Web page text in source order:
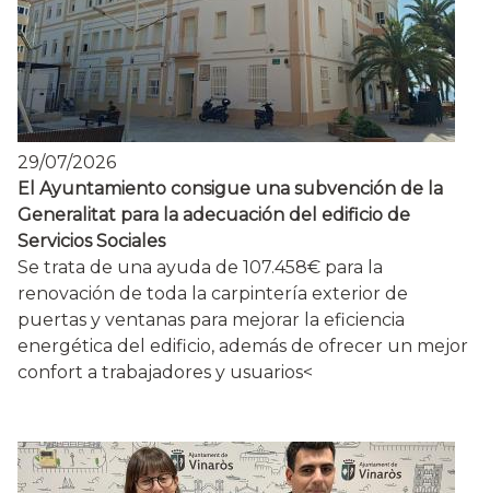
29/07/2026
El Ayuntamiento consigue una subvención de la
Generalitat para la adecuación del edificio de
Servicios Sociales
Se trata de una ayuda de 107.458€ para la
renovación de toda la carpintería exterior de
puertas y ventanas para mejorar la eficiencia
energética del edificio, además de ofrecer un mejor
confort a trabajadores y usuarios<